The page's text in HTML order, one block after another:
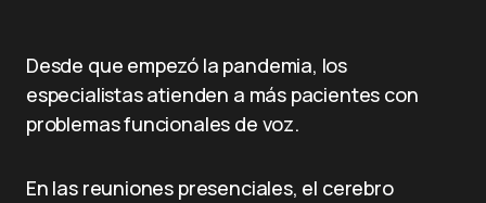
Desde que empezó la pandemia, los
especialistas atienden a más pacientes con
problemas funcionales de voz.
En las reuniones presenciales, el cerebro